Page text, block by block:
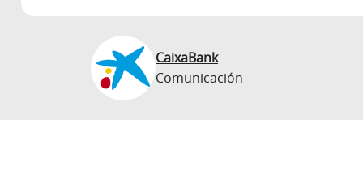
CaixaBank
Comunicación